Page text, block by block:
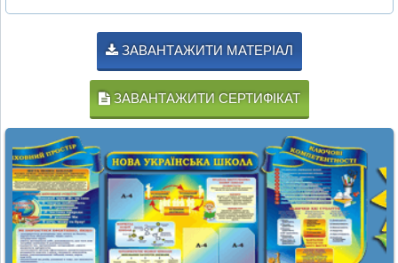
ЗАВАНТАЖИТИ МАТЕРІАЛ
ЗАВАНТАЖИТИ СЕРТИФІКАТ